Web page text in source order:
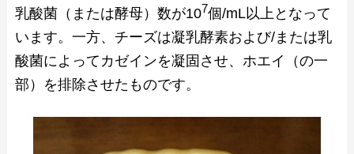
乳酸菌（または酵母）数が107個/mL以上となって
います。一方、チーズは凝乳酵素および/または乳
酸菌によってカゼインを凝固させ、ホエイ（の一
部）を排除させたものです。